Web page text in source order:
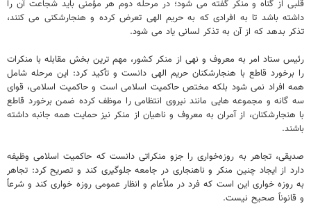
قلبی از گناه و منکر گفته می شود؛ در مرحله دوم هر مؤمنی باید شجاعت آن را
داشته باشد تا به افرادی که به حریم الهی تعرض کرده و هنجارشکنی می کنند،
تذکر بدهد که از آن به تذکر لسانی یاد می شود.
رئیس ستاد امر به معروف و نهی از منکر کشور، مهم ترین بخش مقابله با منکرات
را برخورد قاطع با هنجارشکنان حریم الهی دانست و تأکید کرد: این مرحله شامل
همه افراد نمی شود بلکه مختص حاکمیت اسلامی است و حاکمیت اسلامی، قوای
سه گانه و مجموعه هایی مانند نیروی انتظامی را موظف کرده ضمن برخورد قاطع
با هنجارشکنان، از آمران به معروف و ناهیان از منکر نیز حمایت همه جانبه داشته
باشند.
صدیقی، تجاهر به روزه‌خواری را جزو منکراتی دانست که حاکمیت اسلامی وظیفه
دارد از ایجاد چنین منکر و ناهنجاری در جامعه جلوگیری کند و تصریح کرد: تجاهر
به روزه خواری این است که فرد در ملأعام و انظار عمومی روزه خواری کند و شرعاً
و قانوناً صحیح نیست.